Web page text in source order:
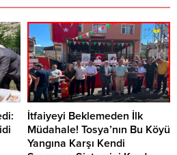
İtfaiyeyi Beklemeden İlk
Müdahale! Tosya’nın Bu Köyü
Yangına Karşı Kendi